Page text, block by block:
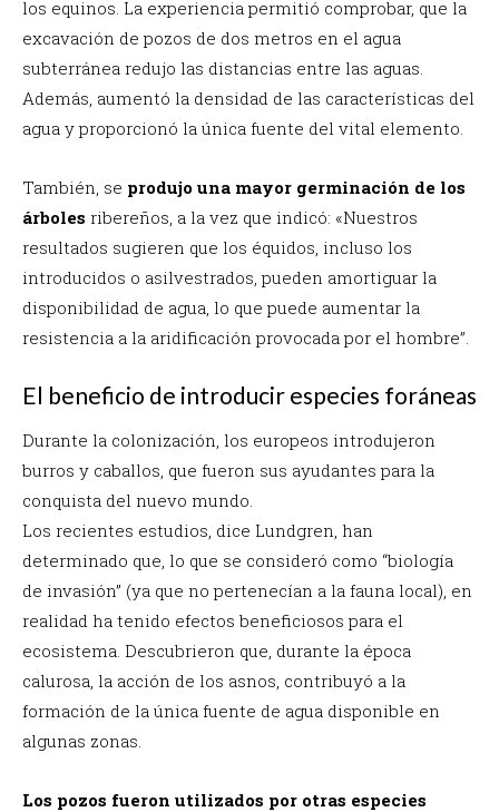
los equinos. La experiencia permitió comprobar, que la
excavación de pozos de dos metros en el agua
subterránea redujo las distancias entre las aguas.
Además, aumentó la densidad de las características del
agua y proporcionó la única fuente del vital elemento.
También, se produjo una mayor germinación de los
árboles ribereños, a la vez que indicó: «Nuestros
resultados sugieren que los équidos, incluso los
introducidos o asilvestrados, pueden amortiguar la
disponibilidad de agua, lo que puede aumentar la
resistencia a la aridificación provocada por el hombre”.
El beneficio de introducir especies foráneas
Durante la colonización, los europeos introdujeron
burros y caballos, que fueron sus ayudantes para la
conquista del nuevo mundo.
Los recientes estudios, dice Lundgren, han
determinado que, lo que se consideró como “biología
de invasión” (ya que no pertenecían a la fauna local), en
realidad ha tenido efectos beneficiosos para el
ecosistema. Descubrieron que, durante la época
calurosa, la acción de los asnos, contribuyó a la
formación de la única fuente de agua disponible en
algunas zonas.
Los pozos fueron utilizados por otras especies